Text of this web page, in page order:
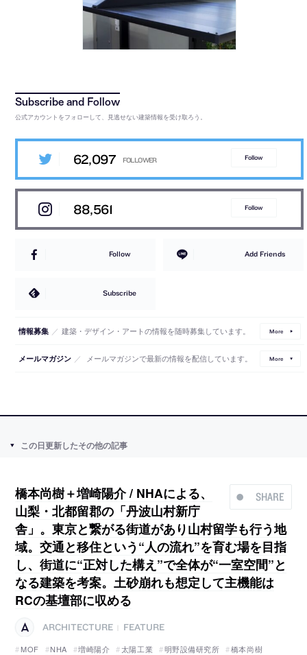
公式アカウントをフォローして、見逃せない建築情報を受け取ろう。
62,097 Follow
88,561 Follow
Follow Add Friends
Subscribe
情報募集 ／ 建築・デザイン・アートの情報を随時募集しています。 More
メールマガジン ／ メールマガジンで最新の情報を配信しています。 More
この日更新したその他の記事
SHARE
橋本尚樹＋増崎陽介 / NHAによる、
山梨・北都留郡の「丹波山村新庁
舎」。東京と繋がる街道があり山村留学も行う地
域。交通と移住という“人の流れ”を育む場を目指
し、街道に“正対した構え”で全体が“一室空間”と
なる建築を考案。土砂崩れも想定して主機能は
RCの基壇部に収める
ARCHITECTURE
FEATURE
MOF
NHA 増崎陽介 太陽工業 明野設備研究所
橋本尚樹